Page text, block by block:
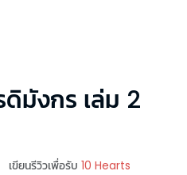
มังกร เล่ม 2
เขียนรีวิวเพื่อรับ 10 Hearts